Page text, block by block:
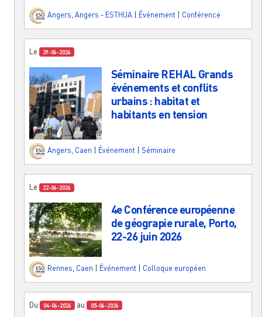
Angers Angers - ESTHUA Événement Conférence
Le 29-06-2026
Séminaire REHAL Grands
événements et conflits
urbains : habitat et
habitants en tension
Angers, Caen Événement Séminaire
Le 22-06-2026
4e Conférence européenne
de géograpie rurale, Porto,
22-26 juin 2026
Rennes Caen Événement Colloque européen
Du 04-06-2026 au 05-06-2026